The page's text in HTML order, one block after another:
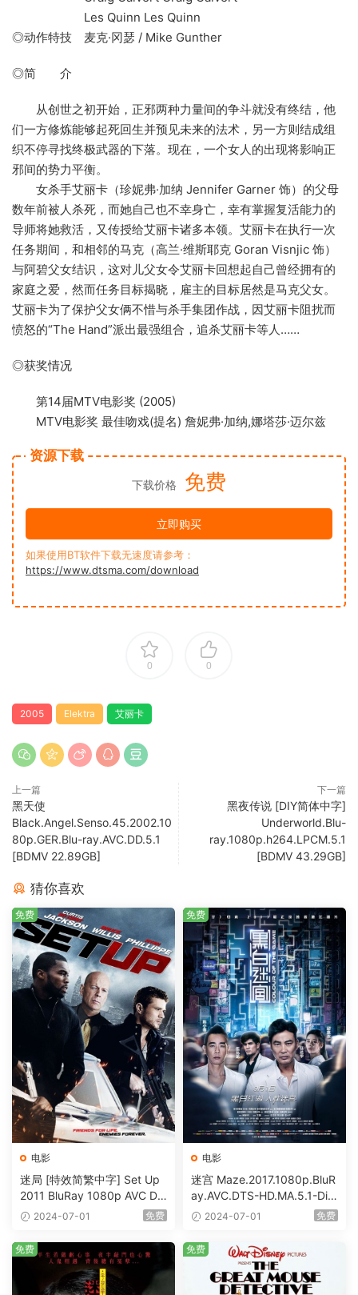
Les Quinn Les Quinn
◎动作特技 麦克·冈瑟 / Mike Gunther
◎简 介
从创世之初开始，正邪两种力量间的争斗就没有终结，他
们一方修炼能够起死回生并预见未来的法术，另一方则结成组
织不停寻找终极武器的下落。现在，一个女人的出现将影响正
邪间的势力平衡。
女杀手艾丽卡（珍妮弗·加纳 Jennifer Garner 饰）的父母
数年前被人杀死，而她自己也不幸身亡，幸有掌握复活能力的
导师将她救活，又传授给艾丽卡诸多本领。艾丽卡在执行一次
任务期间，和相邻的马克（高兰·维斯耶克 Goran Visnjic 饰）
与阿碧父女结识，这对儿父女令艾丽卡回想起自己曾经拥有的
家庭之爱，然而任务目标揭晓，雇主的目标居然是马克父女。
艾丽卡为了保护父女俩不惜与杀手集团作战，因艾丽卡阻扰而
愤怒的“The Hand”派出最强组合，追杀艾丽卡等人……
◎获奖情况
第14届MTV电影奖 (2005)
MTV电影奖 最佳吻戏(提名) 詹妮弗·加纳,娜塔莎·迈尔兹
资源下载
下载价格 免费
立即购买
如果使用BT软件下载无速度请参考：
https://www.dtsma.com/download
0 0
2005 Elektra 艾丽卡
上一篇
黑天使
Black.Angel.Senso.45.2002.10
80p.GER.Blu-ray.AVC.DD.5.1
[BDMV 22.89GB]
下一篇
黑夜传说 [DIY简体中字]
Underworld.Blu-
ray.1080p.h264.LPCM.5.1
[BDMV 43.29GB]
猜你喜欢
电影
迷局 [特效简繁中字] Set Up
2011 BluRay 1080p AVC DT
S-HD MA5.1-shhaclm@CHD
2024-07-01 免费
免费
电影
迷宫 Maze.2017.1080p.BluR
ay.AVC.DTS-HD.MA.5.1-DiY
@HDHome [BDISO 19.7GB]
2024-07-01 免费
免费
免费 免费